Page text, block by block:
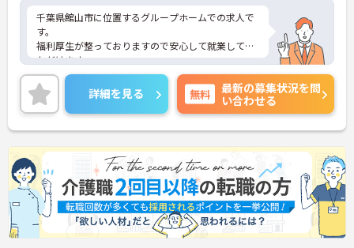
千葉県館山市に位置するグループホームでの求人で
す。
福利厚生が整っておりますので安心して就業してい
ただけます。
ご興味のある方はお気軽にお問い合わせ下さい。
詳細を見る 無料
最新の募集状況を問
い合わせる